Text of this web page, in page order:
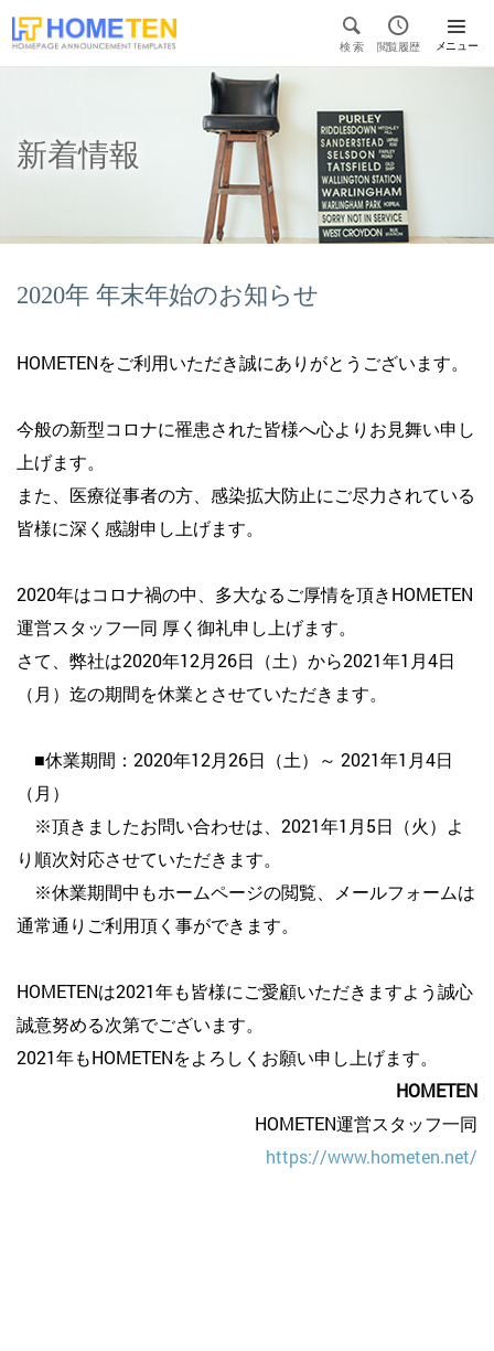

検 索

閲覧履歴 メニュー

新着情報
2020年 年末年始のお知らせ
HOMETENをご利用いただき誠にありがとうございます。
今般の新型コロナに罹患された皆様へ心よりお見舞い申し
上げます。
また、医療従事者の方、感染拡大防止にご尽力されている
皆様に深く感謝申し上げます。
2020年はコロナ禍の中、多大なるご厚情を頂きHOMETEN
運営スタッフ一同 厚く御礼申し上げます。
さて、弊社は2020年12月26日（土）から2021年1月4日
（月）迄の期間を休業とさせていただきます。
■休業期間：2020年12月26日（土）～ 2021年1月4日
（月）
※頂きましたお問い合わせは、2021年1月5日（火）よ
り順次対応させていただきます。
※休業期間中もホームページの閲覧、メールフォームは
通常通りご利用頂く事ができます。
HOMETENは2021年も皆様にご愛顧いただきますよう誠心
誠意努める次第でございます。
2021年もHOMETENをよろしくお願い申し上げます。
HOMETEN
HOMETEN運営スタッフ一同
https://www.hometen.net/